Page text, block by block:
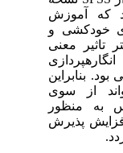
که آموزش
خودکشی و
معنی
بنابراین
از سوی
به منظور
پذیرش